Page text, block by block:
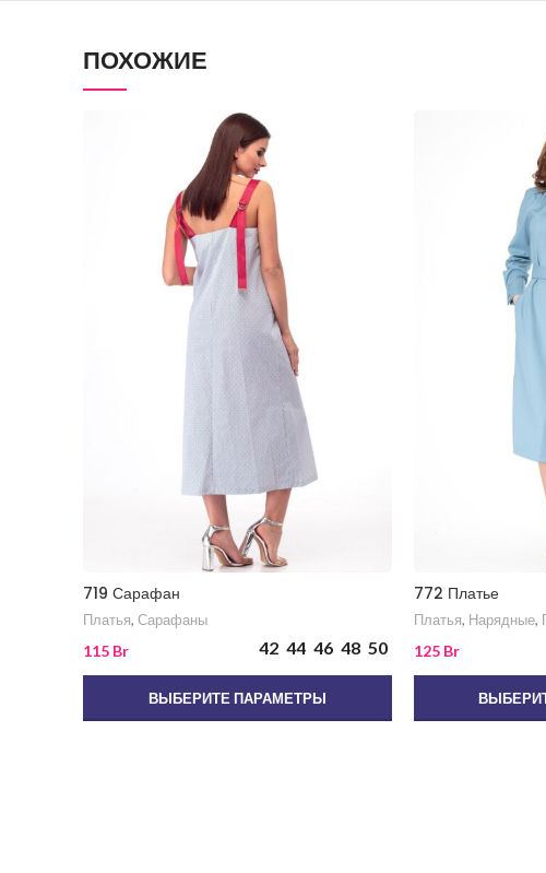
ПОХОЖИЕ
719 Сарафан
Платья, Сарафаны
115 Br 42 44 46 48 50
ВЫБЕРИТЕ ПАРАМЕТРЫ
772 Платье
Платья, Нарядные,
125 Br